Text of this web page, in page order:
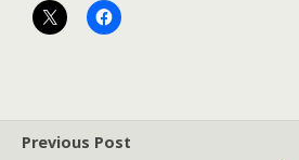
Previous Post